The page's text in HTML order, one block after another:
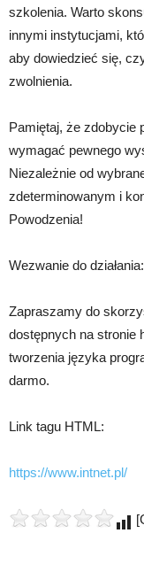
szkolenia. Warto
innymi instytucjami,
aby dowiedzieć się,
zwolnienia.
Pamiętaj, że zdobycie
wymagać pewnego
Niezależnie od
zdeterminowanym i
Powodzenia!
Wezwanie do działania:
Zapraszamy do
dostępnych na stronie
tworzenia języka
darmo.
Link tagu HTML:
https://www.intnet.pl/